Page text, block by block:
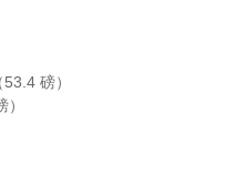
磅）